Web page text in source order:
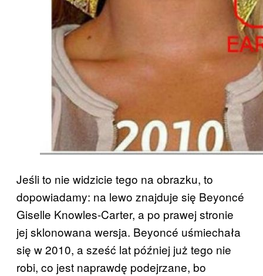
Jeśli to nie widzicie tego na obrazku, to
dopowiadamy: na lewo znajduje się Beyoncé
Giselle Knowles-Carter, a po prawej stronie
jej sklonowana wersja. Beyoncé uśmiechała
się w 2010, a sześć lat później już tego nie
robi, co jest naprawdę podejrzane, bo